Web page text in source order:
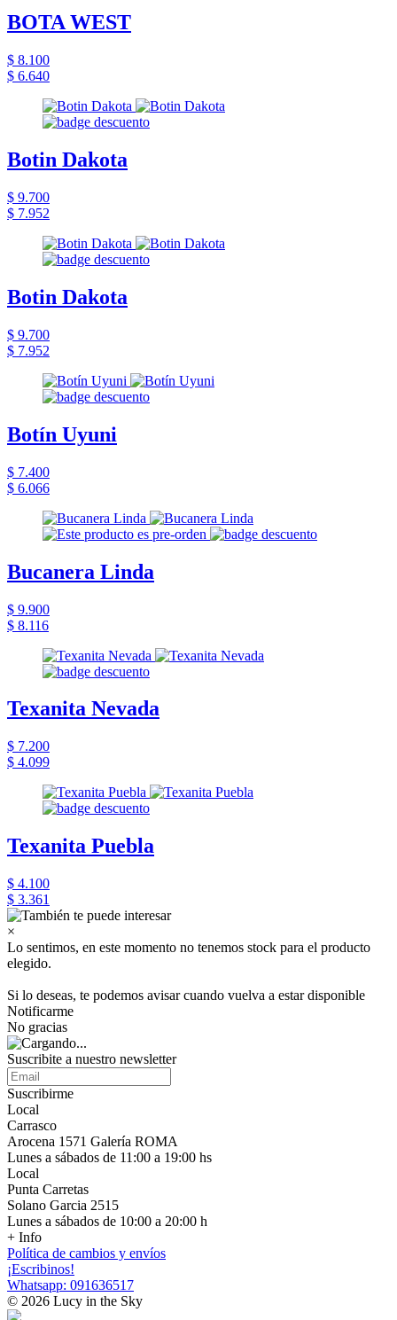
BOTA WEST
$ 8.100
$ 6.640
Botin Dakota
$ 9.700
$ 7.952
Botin Dakota
$ 9.700
$ 7.952
Botín Uyuni
$ 7.400
$ 6.066
Bucanera Linda
$ 9.900
$ 8.116
Texanita Nevada
$ 7.200
$ 4.099
Texanita Puebla
$ 4.100
$ 3.361
×
Lo sentimos, en este momento no tenemos stock para el producto
elegido.
Si lo deseas, te podemos avisar cuando vuelva a estar disponible
Notificarme
No gracias
Suscribite a nuestro newsletter
Suscribirme
Local
Carrasco
Arocena 1571 Galería ROMA
Lunes a sábados de 11:00 a 19:00 hs
Local
Punta Carretas
Solano Garcia 2515
Lunes a sábados de 10:00 a 20:00 h
+ Info
Política de cambios y envíos
¡Escribinos!
Whatsapp: 091636517
© 2026 Lucy in the Sky